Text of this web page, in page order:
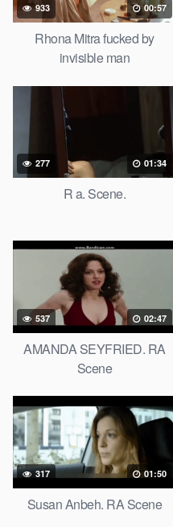
933 00:57
Rhona Mitra fucked by
invisible man
277 01:34
R a. Scene.
537 02:47
AMANDA SEYFRIED. RA
Scene
317 01:50
Susan Anbeh. RA Scene